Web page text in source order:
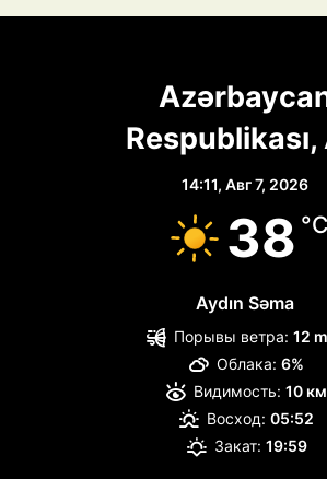
Respublikası,
14:11, Авг 7, 2026
38 °C
Aydın Səma
Порывы ветра: 12
Облака: 6%
Видимость: 10 км
Восход: 05:52
Закат: 19:59